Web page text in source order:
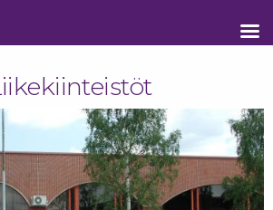
Liikekiinteistöt